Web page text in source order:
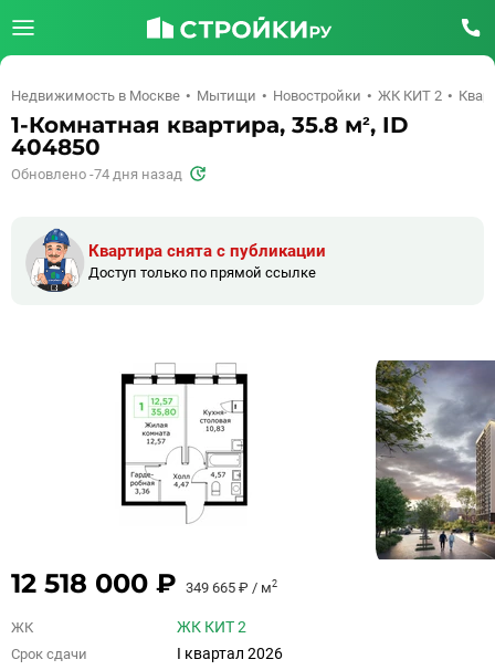
Недвижимость в Москве Мытищи Новостройки ЖК КИТ 2
1-Комнатная квартира, 35.8 м², ID
404850
Обновлено -74 дня назад
Квартира снята с публикации
Доступ только по прямой ссылке
12 518 000 ₽ 349 665 ₽ / м2
ЖК ЖК КИТ 2
Срок сдачи I квартал 2026